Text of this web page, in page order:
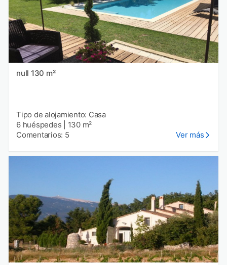
null 130 m²
Tipo de alojamiento: Casa
6 huéspedes
130 m²
Comentarios: 5
Ver más